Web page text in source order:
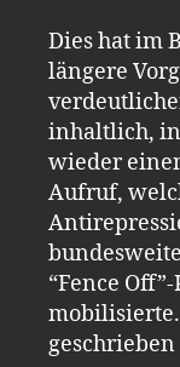
Dies hat im
längere
inhaltlich, in
wieder
Aufruf,
“Fence